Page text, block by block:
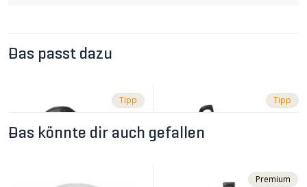
Das passt dazu
Tipp Tipp
Das könnte dir auch gefallen
Premium